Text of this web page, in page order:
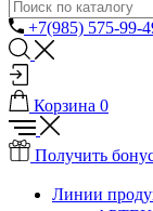
+7(985) 575-99-
Корзина 0
Получить
Линии